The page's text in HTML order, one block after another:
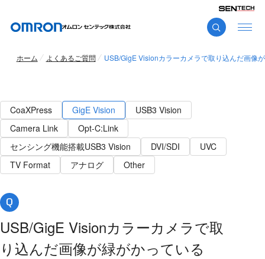
ホーム よくあるご質問 USB/GigE Visionカラーカメラで取り込んだ画像
CoaXPress GigE Vision
USB3 Vision
Camera Link
Opt-C:Link
センシング機能搭載USB3 Vision
DVI/SDI
UVC
TV Format
アナログ Other
USB/GigE Visionカラーカメラで取
り込んだ画像が緑がかっている